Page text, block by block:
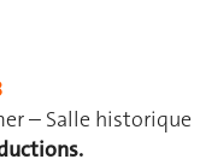
– Salle historique